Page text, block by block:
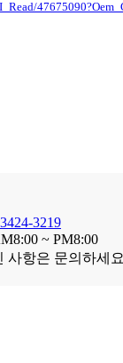
3219
~ PM8:00
사항은 문의 하세